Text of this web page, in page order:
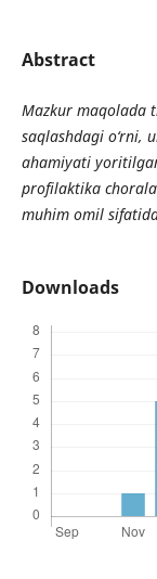
Abstract
Mazkur maqolada
saqlashdagi o‘rni,
ahamiyati
profilaktika
muhim omil
Downloads